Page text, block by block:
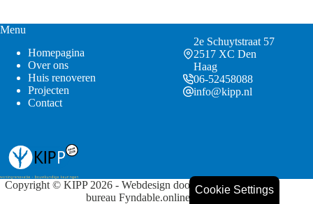
Cookie Settings
Menu
Homepagina
Over ons
Huis renoveren
Projecten
Contact
2e Schuytstraat 57
2517 XC Den
Haag
06-52458088
info@kipp.nl
Copyright © KIPP 2026 - Webdesign door online marketing
bureau Fyndable.online